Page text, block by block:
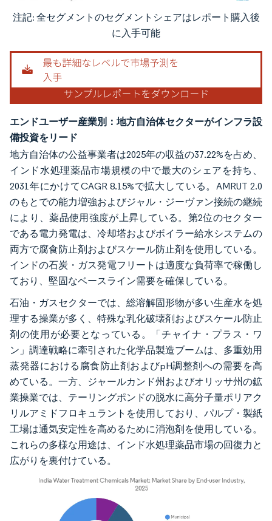
画像 © Mordor Intelligence。再利用にはCC BY 4.0の表示が必要です。
注記: 全セグメントのセグメントシェアはレポート購入後
に入手可能
エンドユーザー産業別：地方自治体セクターがインフラ設
備投資をリード
地方自治体の公益事業者は2025年の収益の37.22%を占め、
インド水処理薬品市場規模の中で最大のシェアを持ち、
2031年にかけてCAGR 8.15%で拡大している。AMRUT 2.0
のもとでの能力増強およびジャル・ジーヴァン接続の継続
により、薬品使用強度が上昇している。第2位のセクター
である電力発電は、冷却塔およびボイラー給水システムの
両方で腐食防止剤およびスケール防止剤を使用している。
インドの石炭・ガス発電フリートは適度な負荷率で稼働し
ており、堅固なベースライン需要を確保している。
石油・ガスセクターでは、総溶解固形物が多い生産水を処
理する操業が多く、特殊な乳化破壊剤およびスケール防止
剤の使用が必要となっている。「チャイナ・プラス・ワ
ン」調達戦略に牽引された化学品製造ブームは、多重効用
蒸発器における腐食防止剤およびpH調整剤への需要を高
めている。一方、ジャールカンド州およびオリッサ州の鉱
業操業では、テーリングポンドの脱水に高分子量ポリアク
リルアミドフロキュラントを使用しており、パルプ・製紙
工場は通気安定性を高めるために消泡剤を使用している。
これらの多様な用途は、インド水処理薬品市場の回復力と
広がりを裏付けている。